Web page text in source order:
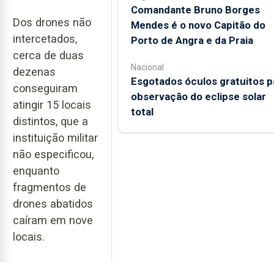
Dos drones não
intercetados,
cerca de duas
dezenas
conseguiram
atingir 15 locais
distintos, que a
instituição militar
não especificou,
enquanto
fragmentos de
drones abatidos
caíram em nove
locais.
Comandante Bruno Borges
Mendes é o novo Capitão do
Porto de Angra e da Praia
Nacional
Esgotados óculos gratuitos
observação do eclipse solar
total